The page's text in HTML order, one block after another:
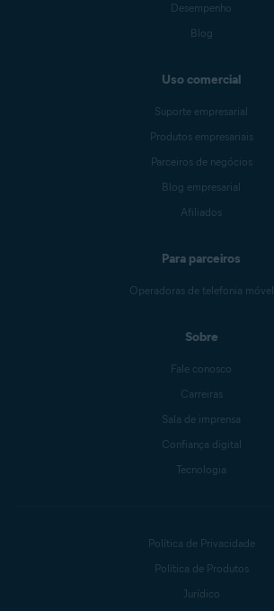
Desempenho
Blog
Uso comercial
Suporte empresarial
Produtos empresariais
Parceiros de negócios
Blog empresarial
Afiliados
Para parceiros
Operadoras de telefonia móvel
Sobre
Fale conosco
Carreiras
Sala de imprensa
Confiança digital
Tecnologia
Política de Privacidade
Política de Produtos
Jurídico